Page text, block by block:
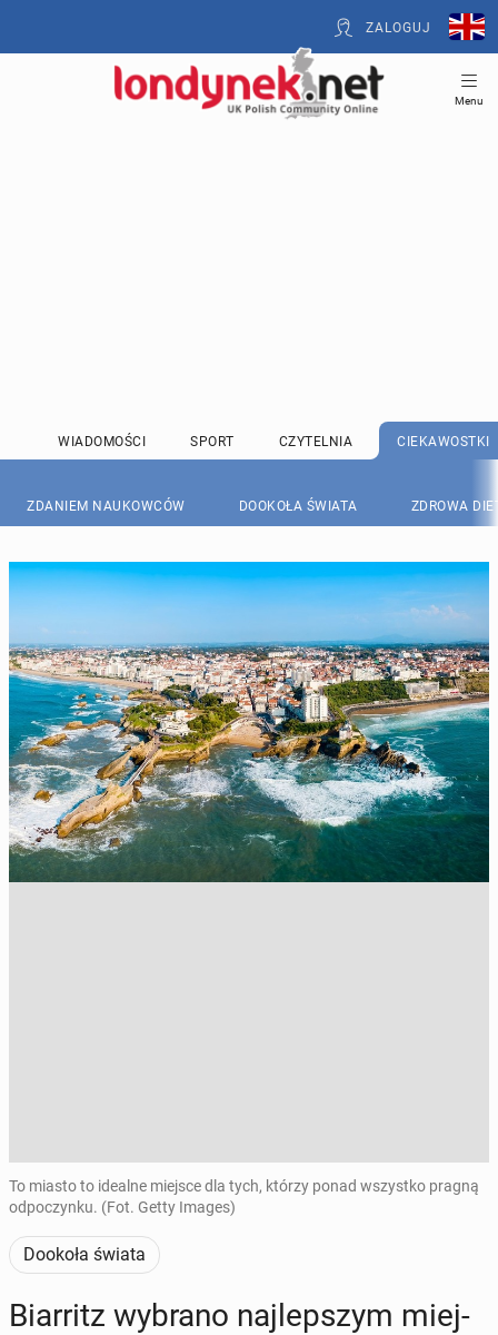
ZALOGUJ
Menu
WIADOMOŚCI SPORT CZYTELNIA CIEKAWOSTKI
ZDANIEM NAUKOWCÓW DOOKOŁA ŚWIATA ZDROWA
To miasto to idealne miejsce dla tych, którzy ponad wszystko pragną
odpoczynku. (Fot. Getty Images)
Dookoła świata
Biar­ritz wybrano naj­lep­szym miej­